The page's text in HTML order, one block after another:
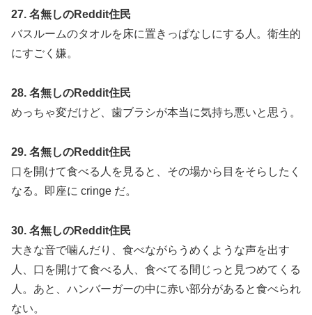
27. 名無しのReddit住民
バスルームのタオルを床に置きっぱなしにする人。衛生的
にすごく嫌。
28. 名無しのReddit住民
めっちゃ変だけど、歯ブラシが本当に気持ち悪いと思う。
29. 名無しのReddit住民
口を開けて食べる人を見ると、その場から目をそらしたく
なる。即座に cringe だ。
30. 名無しのReddit住民
大きな音で噛んだり、食べながらうめくような声を出す
人、口を開けて食べる人、食べてる間じっと見つめてくる
人。あと、ハンバーガーの中に赤い部分があると食べられ
ない。